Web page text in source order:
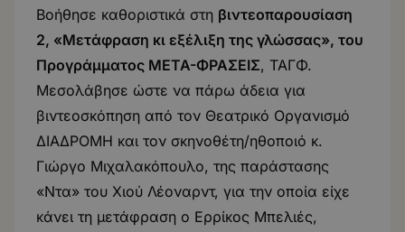
Βοήθησε καθοριστικά στη βιντεοπαρουσίαση
2, «Μετάφραση κι εξέλιξη της γλώσσας», του
Προγράμματος ΜΕΤΑ-ΦΡΑΣΕΙΣ, ΤΑΓΦ.
Μεσολάβησε ώστε να πάρω άδεια για
βιντεοσκόπηση από τον Θεατρικό Οργανισμό
ΔΙΑΔΡΟΜΗ και τον σκηνοθέτη/ηθοποιό κ.
Γιώργο Μιχαλακόπουλο, της παράστασης
«Ντα» του Χιού Λέοναρντ, για την οποία είχε
κάνει τη μετάφραση ο Ερρίκος Μπελιές,